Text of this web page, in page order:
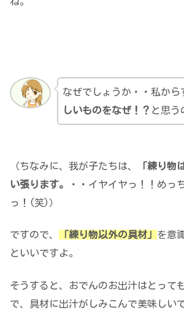
なぜでしょうか・・私から
しいものをなぜ！？ と思う
（ちなみに、我が子たちは、
「練り物
い張ります。
・・イヤイヤっ！！めっ
っ！(笑)）
ですので、 「練り物以外の具材」 を意
といいですよ。
そうすると、おでんのお出汁はとって
で、具材に出汁がしみこんで美味しい